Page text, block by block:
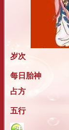
岁次
每日胎神
占方
五行